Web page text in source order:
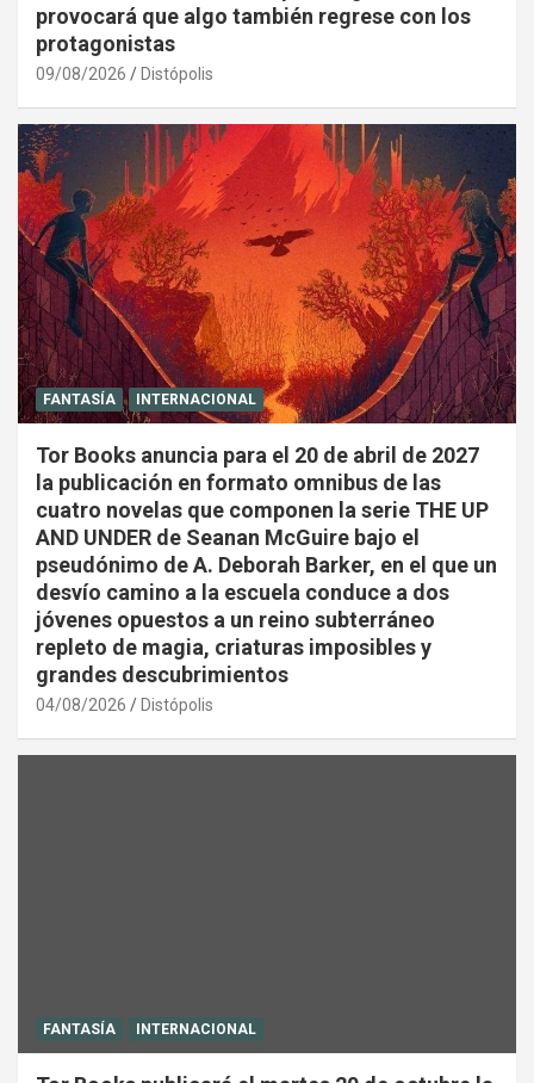
provocará que algo también regrese con los
protagonistas
09/08/2026 Distópolis
FANTASÍA INTERNACIONAL
Tor Books anuncia para el 20 de abril de 2027
la publicación en formato omnibus de las
cuatro novelas que componen la serie THE UP
AND UNDER de Seanan McGuire bajo el
pseudónimo de A. Deborah Barker, en el que un
desvío camino a la escuela conduce a dos
jóvenes opuestos a un reino subterráneo
repleto de magia, criaturas imposibles y
grandes descubrimientos
04/08/2026 Distópolis
FANTASÍA INTERNACIONAL